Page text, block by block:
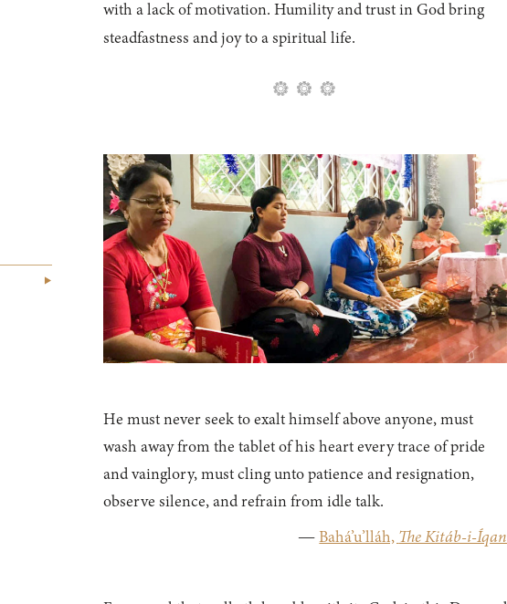
with a lack of motivation. Humility and trust in God bring
steadfastness and joy to a spiritual life.
He must never seek to exalt himself above anyone, must
wash away from the tablet of his heart every trace of pride
and vainglory, must cling unto patience and resignation,
observe silence, and refrain from idle talk.
—Bahá’u’lláh, The Kitáb-i-Íqan